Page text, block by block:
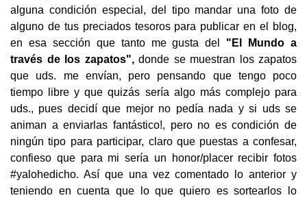
alguna condición especial, del tipo mandar una foto de
alguno de tus preciados tesoros para publicar en el blog,
en esa sección que tanto me gusta del "El Mundo a
través de los zapatos",donde se muestran los zapatos
que uds. me envían, pero pensando que tengo poco
tiempo libre y que quizás sería algo más complejo para
uds., pues decidí que mejor no pedía nada y si uds se
animan a enviarlas fantástico!, pero no es condición de
ningún tipo para participar, claro que puestas a confesar,
confieso que para mi sería un honor/placer recibir fotos
#yalohedicho. Así que una vez comentado lo anterior y
teniendo en cuenta que lo que quiero es sortearlos lo